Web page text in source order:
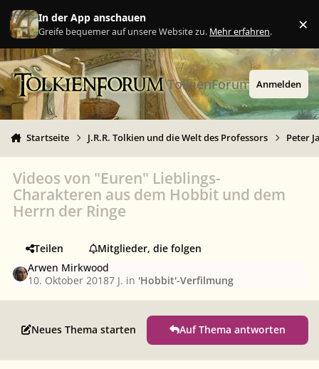
Zu Inhalt springen
In der App anschauen
Greife bequemer auf unsere Website zu. Mehr erfahren. ×
TolkienForum Anmelden
Startseite J.R.R. Tolkien und die Welt des Professors Peter
Videos von "Euren" Lieblings-
Charakteren aus dem Hobbit und dem
Herrn der Ringe
Teilen
Mitglieder, die folgen
Arwen Mirkwood
10. Oktober 20187 J. in 'Hobbit'-Verfilmung
Neues Thema starten Auf Thema antworten